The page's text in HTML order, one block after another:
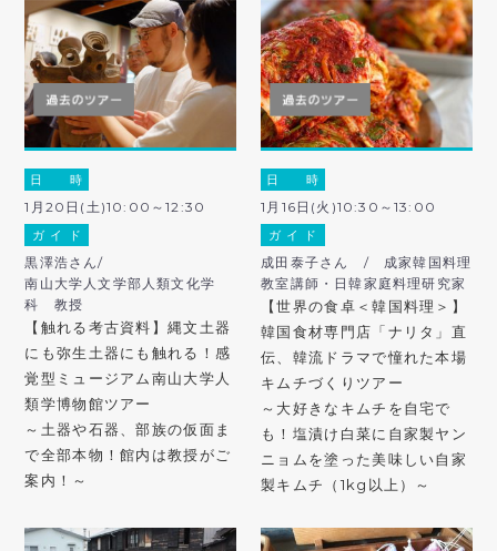
日 時
1月20日(土)10:00～12:30
ガ イ ド
黒澤浩さん/
南山大学人文学部人類文化学
科 教授
【触れる考古資料】縄文土器
にも弥生土器にも触れる！感
覚型ミュージアム南山大学人
類学博物館ツアー
～土器や石器、部族の仮面ま
で全部本物！館内は教授がご
案内！～
日 時
1月16日(火)10:30～13:00
ガ イ ド
成田泰子さん / 成家韓国料理
教室講師・日韓家庭料理研究家
【世界の食卓＜韓国料理＞】
韓国食材専門店「ナリタ」直
伝、韓流ドラマで憧れた本場
キムチづくりツアー
～大好きなキムチを自宅で
も！塩漬け白菜に自家製ヤン
ニョムを塗った美味しい自家
製キムチ（1kg以上）～